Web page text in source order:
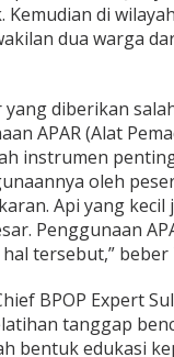
Kemudian di
dua warga
yang diberikan
APAR (Alat
instrumen
oleh
Api yang kecil
Penggunaan
tersebut,” beber
BPOP Expert
tanggap
bentuk edukasi